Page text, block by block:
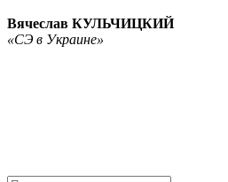
Вячеслав КУЛЬЧИЦКИЙ
«СЭ в Украине»